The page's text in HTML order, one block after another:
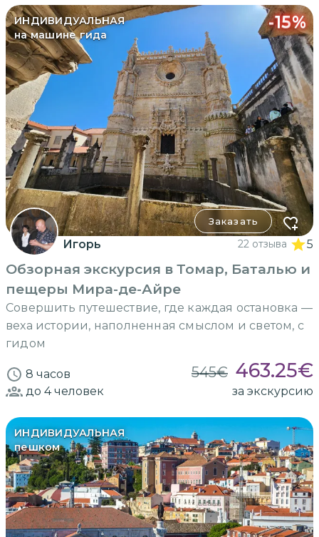
ИНДИВИДУАЛЬНАЯ
на машине гида
-15%
Заказать
Игорь 22 отзыва 5
Обзорная экскурсия в Томар, Баталью и
пещеры Мира-де-Айре
Совершить путешествие, где каждая остановка —
веха истории, наполненная смыслом и светом, с
гидом
8 часов 545€ 463.25€
до 4человек за экскурсию
ИНДИВИДУАЛЬНАЯ
пешком